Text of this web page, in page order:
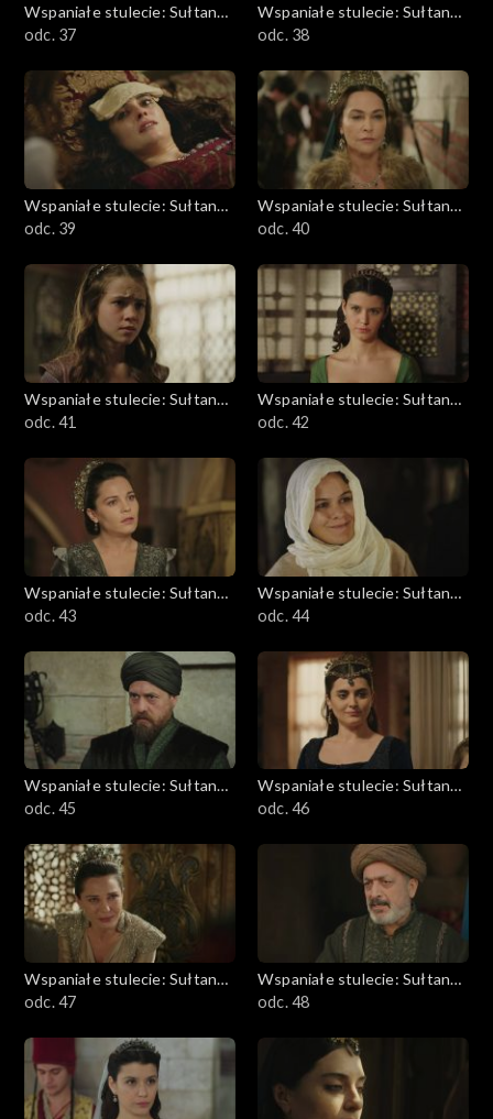
Wspaniałe stulecie: Sułtanka
Kösem
odc. 37
Wspaniałe stulecie: Sułtanka
Kösem
odc. 38
Wspaniałe stulecie: Sułtanka
Kösem
odc. 39
Wspaniałe stulecie: Sułtanka
Kösem
odc. 40
Wspaniałe stulecie: Sułtanka
Kösem
odc. 41
Wspaniałe stulecie: Sułtanka
Kösem
odc. 42
Wspaniałe stulecie: Sułtanka
Kösem
odc. 43
Wspaniałe stulecie: Sułtanka
Kösem
odc. 44
Wspaniałe stulecie: Sułtanka
Kösem
odc. 45
Wspaniałe stulecie: Sułtanka
Kösem
odc. 46
Wspaniałe stulecie: Sułtanka
Kösem
odc. 47
Wspaniałe stulecie: Sułtanka
Kösem
odc. 48